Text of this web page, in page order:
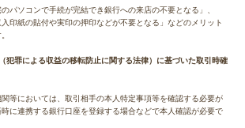
パソコンで手続が完結でき銀行への来店の不要となる」、
入印紙の貼付や実印の押印などが不要となる」などのメリット
犯罪による収益の移転防止に関する法律）に基づいた取引時確
等においては、取引相手の本人特定事項等を確認する必要が
に連携する銀行口座を登録する場合などで本人確認が必要で